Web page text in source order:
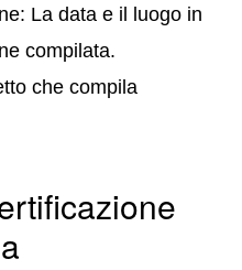
La data e il luogo in
compilata.
che compila